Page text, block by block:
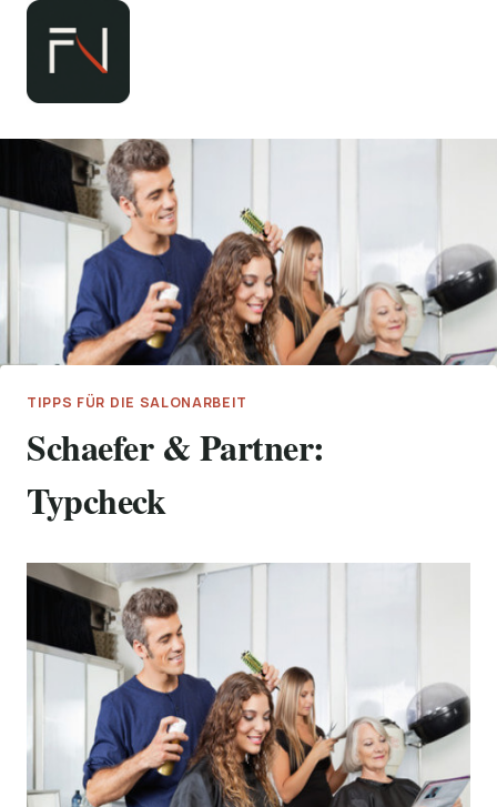
Zum
springen
TIPPS FÜR DIE SALONARBEIT
Schaefer & Partner:
Typcheck